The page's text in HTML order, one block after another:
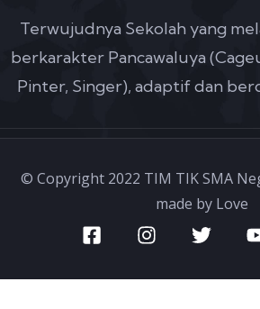
Terwujudnya Sekolah yang
berkarakter Pancawaluya
Pinter, Singer), adaptif dan
© Copyright 2022 TIM TIK SMA
made by Love